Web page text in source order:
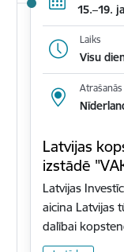
15.–19.
Laiks
Visu
Latvijas
izstādē
Latvijas
aicina Latvijas
dalībai